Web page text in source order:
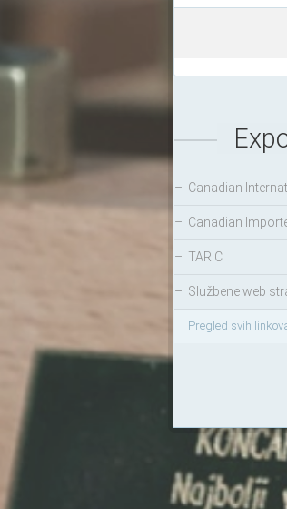
– Canadian
– Canadian
– TARIC
– Službene web
Pregled svih